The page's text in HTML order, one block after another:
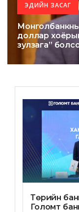
ЭДИЙН ЗАСАГ
доллар
зулзага”
Төрийн
Голомт